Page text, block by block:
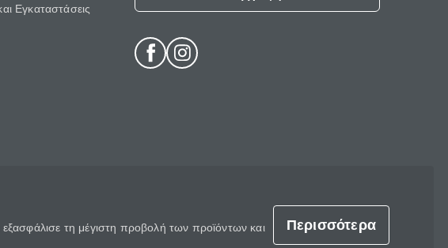
Εγκαταστάσεις
τη μέγιστη προβολή των προϊόντων και
Περισσότερα